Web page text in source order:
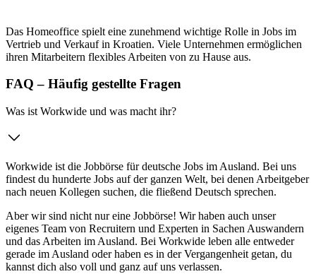
Das Homeoffice spielt eine zunehmend wichtige Rolle in Jobs im
Vertrieb und Verkauf in Kroatien. Viele Unternehmen ermöglichen
ihren Mitarbeitern flexibles Arbeiten von zu Hause aus.
FAQ – Häufig gestellte Fragen
Was ist Workwide und was macht ihr?
Workwide ist die Jobbörse für deutsche Jobs im Ausland. Bei uns
findest du hunderte Jobs auf der ganzen Welt, bei denen Arbeitgeber
nach neuen Kollegen suchen, die fließend Deutsch sprechen.
Aber wir sind nicht nur eine Jobbörse! Wir haben auch unser
eigenes Team von Recruitern und Experten in Sachen Auswandern
und das Arbeiten im Ausland. Bei Workwide leben alle entweder
gerade im Ausland oder haben es in der Vergangenheit getan, du
kannst dich also voll und ganz auf uns verlassen.